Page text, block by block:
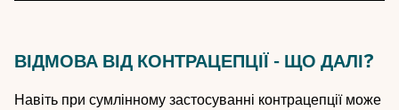
ВІДМОВА ВІД КОНТРАЦЕПЦІЇ - ЩО ДАЛІ?
Навіть при сумлінному застосуванні контрацепції може